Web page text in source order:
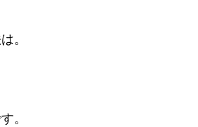
。
。